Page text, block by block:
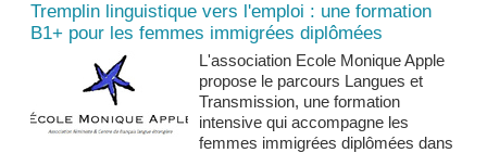
Tremplin linguistique vers l'emploi : une formation
B1+ pour les femmes immigrées diplômées
L'association Ecole Monique Apple
propose le parcours Langues et
Transmission, une formation
intensive qui accompagne les
femmes immigrées diplômées dans